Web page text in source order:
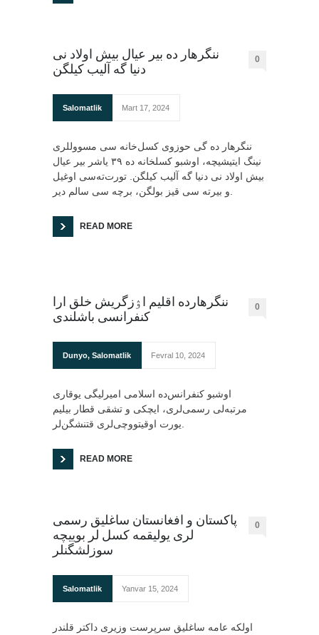
ننگرهار ده بیر عیال بیش اولاد نی
دنیا گه آلیب کیلگن
0
Salomatlik Mart 17, 2024
ننگرهار ده گی حوزوی کسل‌خانه سی مسووللری
نینگ ایتیشیچه، اوشبو کسلخانه ده ۳۹ یاشر بیر عیال
بیش اولاد نی دنیا گه آلیب کیلگن. تورت‌ته‌سی اوغیل
READ MORE
ننگرهارده اقلیم اۉزگریش خلق ارا
کنفرانسی باشلندی
0
Dunyo, Salomatlik Fevral 10, 2024
اوشبو کنفرانس‌ده اسلامی امیرلیگی یوقاری
مرتبه‌لی رسمی‌لری، ایچکی و تشقی قطار بیلیم
READ MORE
پاکستان و افغانستان ساغلیق رسمی
لری یولیقمه کسل لر بوییچه
سوزلشگنلر
0
Salomatlik Yanvar 15, 2024
اولکه عامه ساغلیق سرپرست وزیری داکتر قلندر